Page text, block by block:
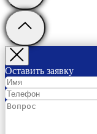
Оставить заявку